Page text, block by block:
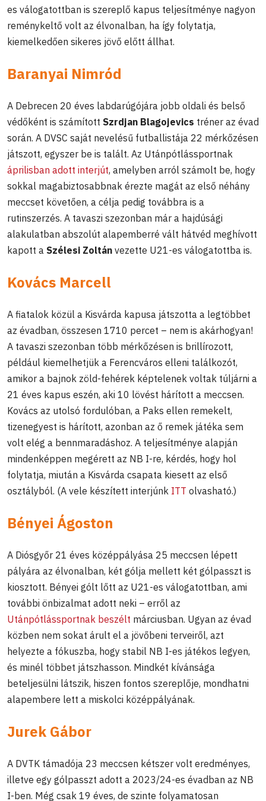
es válogatottban is szereplő kapus teljesítménye nagyon
reménykeltő volt az élvonalban, ha így folytatja,
kiemelkedően sikeres jövő előtt állhat.
Baranyai Nimród
A Debrecen 20 éves labdarúgójára jobb oldali és belső
védőként is számított Szrdjan Blagojevics tréner az évad
során. A DVSC saját nevelésű futballistája 22 mérkőzésen
játszott, egyszer be is talált. Az Utánpótlássportnak
áprilisban adott interjút, amelyben arról számolt be, hogy
sokkal magabiztosabbnak érezte magát az első néhány
meccset követően, a célja pedig továbbra is a
rutinszerzés. A tavaszi szezonban már a hajdúsági
alakulatban abszolút alapemberré vált hátvéd meghívott
kapott a Szélesi Zoltán vezette U21-es válogatottba is.
Kovács Marcell
A fiatalok közül a Kisvárda kapusa játszotta a legtöbbet
az évadban, összesen 1710 percet – nem is akárhogyan!
A tavaszi szezonban több mérkőzésen is brillírozott,
például kiemelhetjük a Ferencváros elleni találkozót,
amikor a bajnok zöld-fehérek képtelenek voltak túljárni a
21 éves kapus eszén, aki 10 lövést hárított a meccsen.
Kovács az utolsó fordulóban, a Paks ellen remekelt,
tizenegyest is hárított, azonban az ő remek játéka sem
volt elég a bennmaradáshoz. A teljesítménye alapján
mindenképpen megérett az NB I-re, kérdés, hogy hol
folytatja, miután a Kisvárda csapata kiesett az első
osztályból. (A vele készített interjúnk ITT olvasható.)
Bényei Ágoston
A Diósgyőr 21 éves középpályása 25 meccsen lépett
pályára az élvonalban, két gólja mellett két gólpasszt is
kiosztott. Bényei gólt lőtt az U21-es válogatottban, ami
további önbizalmat adott neki – erről az
Utánpótlássportnak beszélt márciusban. Ugyan az évad
közben nem sokat árult el a jövőbeni terveiről, azt
helyezte a fókuszba, hogy stabil NB I-es játékos legyen,
és minél többet játszhasson. Mindkét kívánsága
beteljesülni látszik, hiszen fontos szereplője, mondhatni
alapembere lett a miskolci középpályának.
Jurek Gábor
A DVTK támadója 23 meccsen kétszer volt eredményes,
illetve egy gólpasszt adott a 2023/24-es évadban az NB
I-ben. Még csak 19 éves, de szinte folyamatosan